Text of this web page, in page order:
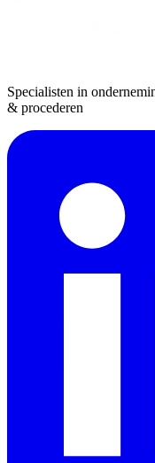
Specialisten in
& procederen